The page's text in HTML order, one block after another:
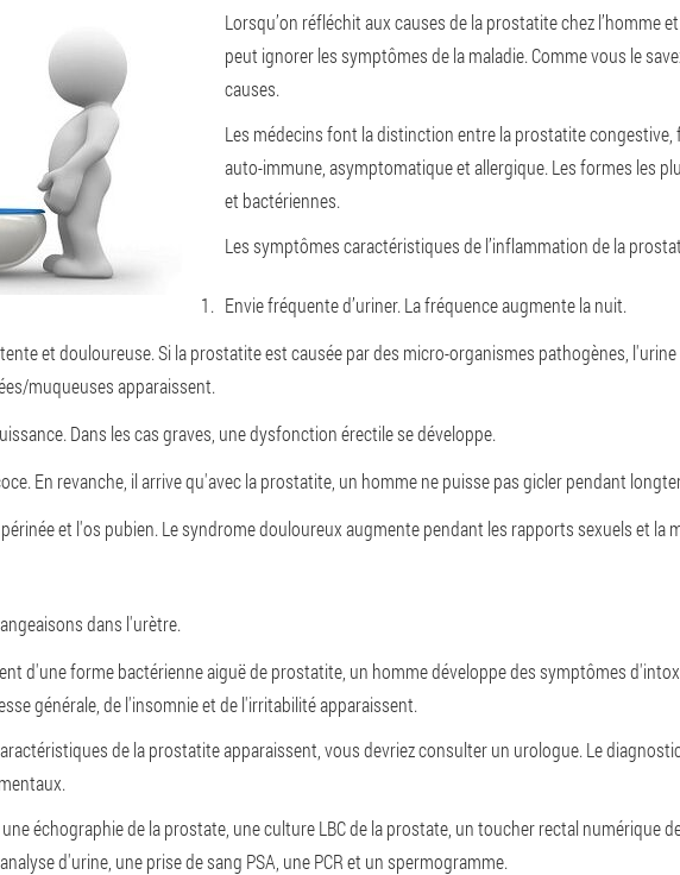
Lorsqu’on réfléchit aux causes de la prostatite chez l’homme
peut ignorer les symptômes de la maladie. Comme vous le
causes.
Les médecins font la distinction entre la prostatite
auto-immune, asymptomatique et allergique. Les formes les
et bactériennes.
Les symptômes caractéristiques de l’inflammation de la
Envie fréquente d’uriner. La fréquence augmente la nuit.
et douloureuse. Si la prostatite est causée par des micro-organismes pathogènes,
muqueuses apparaissent.
Dans les cas graves, une dysfonction érectile se développe.
En revanche, il arrive qu'avec la prostatite, un homme ne puisse pas gicler pendant
et l'os pubien. Le syndrome douloureux augmente pendant les rapports sexuels et la
dans l'urètre.
d'une forme bactérienne aiguë de prostatite, un homme développe des symptômes
générale, de l'insomnie et de l'irritabilité apparaissent.
de la prostatite apparaissent, vous devriez consulter un urologue. Le
échographie de la prostate, une culture LBC de la prostate, un toucher rectal numérique
d'urine, une prise de sang PSA, une PCR et un spermogramme.